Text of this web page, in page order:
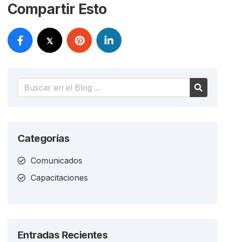
Compartir Esto
Categorías
Comunicados
Capacitaciones
Entradas Recientes